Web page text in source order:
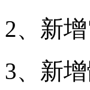
2、新
3、新